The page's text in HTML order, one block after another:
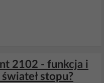
2102 - funkcja i
stopu?